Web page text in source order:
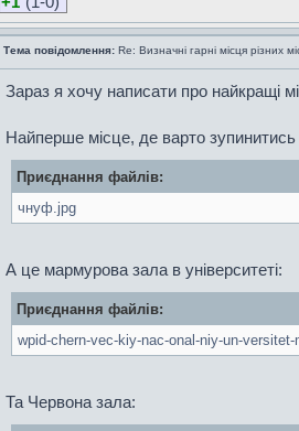
Тема повідомлення: Re: Визначні гарні місця різних
Зараз я хочу написати про найкращі
Найперше місце, де варто
Приєднання файлів:
чнуф.jpg
А це мармурова зала в університеті:
Приєднання файлів:
wpid-chern-vec-kiy-nac-onal-niy-un-
Та Червона зала: